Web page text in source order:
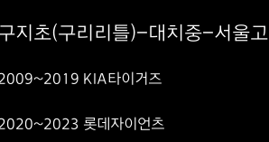
지초(구리리틀)-대치중-서울고
KIA타이거즈
롯데자이언츠